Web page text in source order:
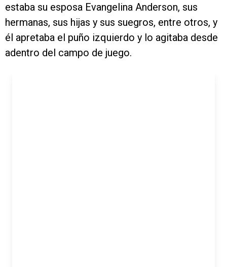
estaba su esposa Evangelina Anderson, sus
hermanas, sus hijas y sus suegros, entre otros, y
él apretaba el puño izquierdo y lo agitaba desde
adentro del campo de juego.